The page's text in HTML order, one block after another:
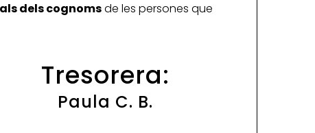
dels cognomsde les persones que
Tresorera:
Paula C. B.